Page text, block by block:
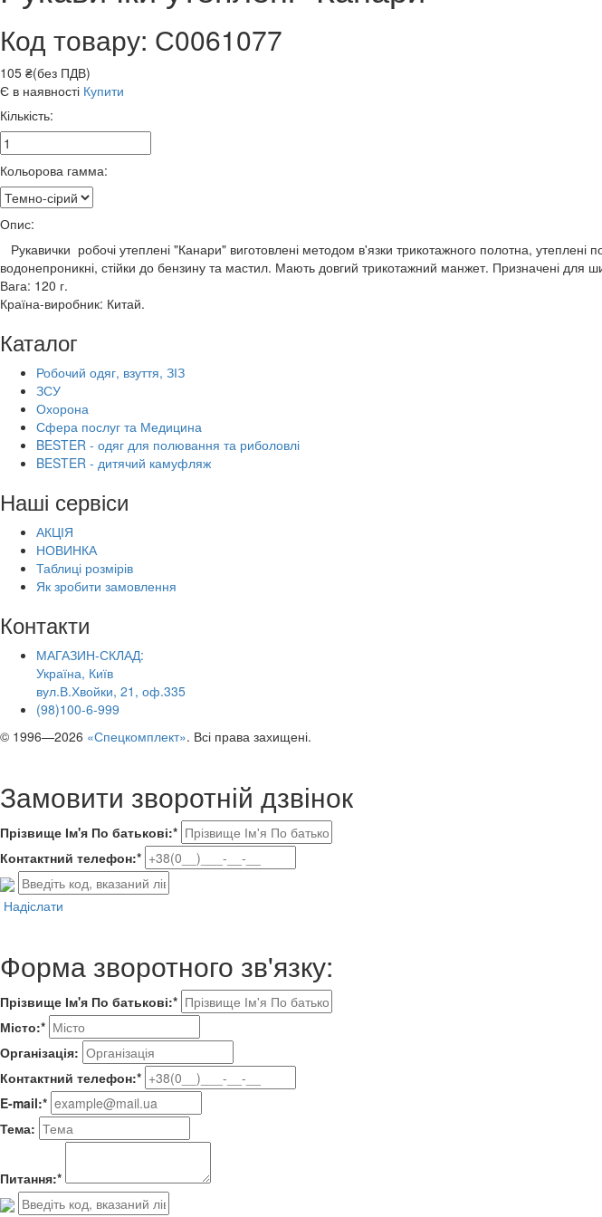
Код товару: С0061077
105 ₴(без ПДВ)
Є в наявності Купити
Кількість:
Кольорова гамма:
Опис:
Рукавички робочі утеплені "Канари" виготовлені методом в'язки трикотажного полотна,
водонепроникні, стійки до бензину та мастил. Мають довгий трикотажний манжет. Призначені для
Вага: 120 г.
Країна-виробник: Китай.
Каталог
Робочий одяг, взуття, ЗІЗ
ЗСУ
Охорона
Сфера послуг та Медицина
BESTER - одяг для полювання та риболовлі
BESTER - дитячий камуфляж
Наші сервіси
АКЦІЯ
НОВИНКА
Таблиці розмірів
Як зробити замовлення
Контакти
МАГАЗИН-СКЛАД:
Україна, Київ
вул.В.Хвойки, 21, оф.335
(98)100-6-999
© 1996—2026 «Спецкомплект». Всі права захищені.
Замовити зворотній дзвінок
Прізвище Ім'я По батькові:*
Контактний телефон:*
Надіслати
Форма зворотного зв'язку:
Прізвище Ім'я По батькові:*
Місто:*
Організація:
Контактний телефон:*
E-mail:*
Тема:
Питання:*